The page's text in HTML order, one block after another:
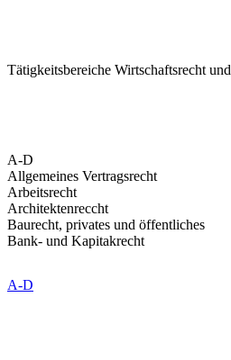
Tätigkeitsbereiche Wirtschaftsrecht
A-D
Allgemeines Vertragsrecht
Arbeitsrecht
Architektenreccht
Baurecht, privates und öffentliches
Bank- und Kapitakrecht
A-D